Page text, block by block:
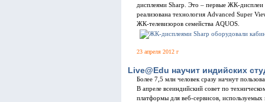
дисплеями Sharp. Это – первые ЖК-дисплеи
реализована технология Advanced Super
ЖК-телевизоров семейства AQUOS.
23 апреля 2012 г
Live@Edu научит индийских
Более 7,5 млн человек сразу начнут
В апреле всеиндийский совет по
платформы для веб-сервисов,